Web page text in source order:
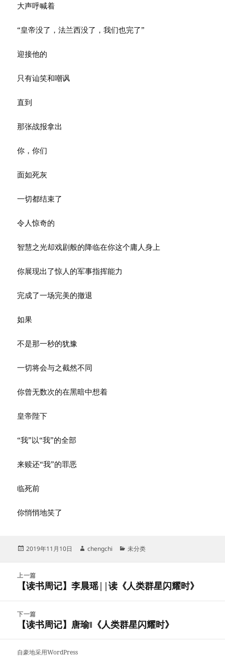
大声呼喊着
“皇帝没了，法兰西没了，我们也完了”
迎接他的
只有讪笑和嘲讽
直到
那张战报拿出
你，你们
面如死灰
一切都结束了
令人惊奇的
智慧之光却戏剧般的降临在你这个庸人身上
你展现出了惊人的军事指挥能力
完成了一场完美的撤退
如果
不是那一秒的犹豫
一切将会与之截然不同
你曾无数次的在黑暗中想着
皇帝陛下
“我”以“我”的全部
来赎还“我”的罪恶
临死前
你悄悄地笑了
发
2019年11月10日
作
chengchi
分
未分类
航
上一篇
上
文
章：
【读书周记】李晨瑶||读《人类群星闪耀时》
下一篇
下
文
【读书周记】唐瑜‖《人类群星闪耀时》
自豪地采用WordPress